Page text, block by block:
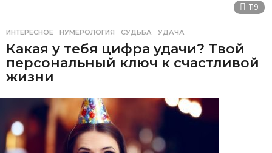
119
ИНТЕРЕСНОЕ НУМЕРОЛОГИЯ ,СУДЬБА ,УДАЧА
Какая у тебя цифра удачи? Твой
персональный ключ к счастливой
жизни